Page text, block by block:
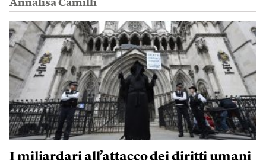
Annalisa Camilli
I miliardari all’attacco dei diritti umani